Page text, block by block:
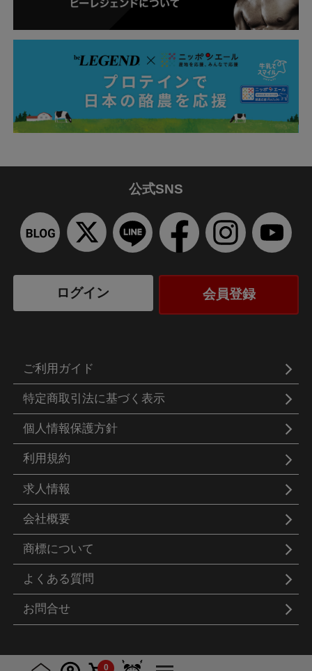
0
公式SNS
ログイン 会員登録
ご利用ガイド
特定商取引法に基づく表示
個人情報保護方針
利用規約
求人情報
会社概要
商標について
よくある質問
お問合せ